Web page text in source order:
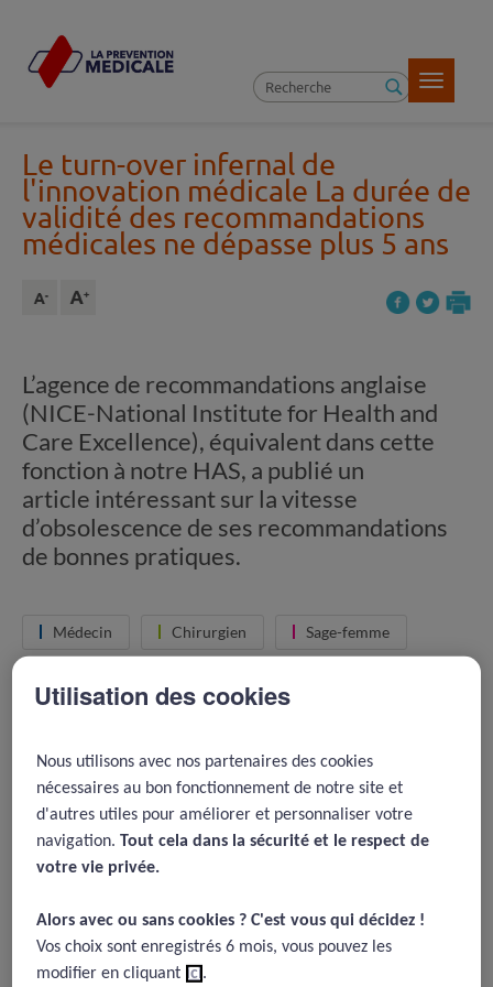
Toggle
Le turn-over infernal de
l'innovation médicale La durée de
validité des recommandations
médicales ne dépasse plus 5 ans
L’agence de recommandations anglaise
(NICE-National Institute for Health and
Care Excellence), équivalent dans cette
fonction à notre HAS, a publié un
article intéressant sur la vitesse
d’obsolescence de ses recommandations
de bonnes pratiques.
Médecin Chirurgien Sage-femme
Le NICE a pour politique Qualité de réévaluer avec une
commission scientifique toutes ses recommandations
certaines à 2 ans et d’autres à 4 ans en fonction de la
décision de la commission médicale de réévaluation.
Utilisation des cookies
Nous utilisons avec nos partenaires des cookies
nécessaires au bon fonctionnement de notre site et
d'autres utiles pour améliorer et personnaliser votre
navigation.Tout cela dans la sécurité et le respect de
votre vie privée.​
Alors avec ou sans cookies ? C'est vous qui décidez !​
Vos choix sont enregistrés 6 mois, vous pouvez les
modifier en cliquant ici.